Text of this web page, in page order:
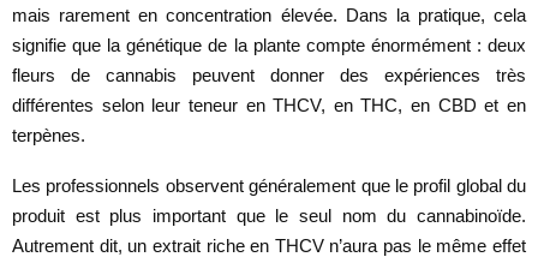
mais rarement en concentration élevée. Dans la pratique, cela
signifie que la génétique de la plante compte énormément : deux
fleurs de cannabis peuvent donner des expériences très
différentes selon leur teneur en THCV, en THC, en CBD et en
terpènes.
Les professionnels observent généralement que le profil global du
produit est plus important que le seul nom du cannabinoïde.
Autrement dit, un extrait riche en THCV n’aura pas le même effet